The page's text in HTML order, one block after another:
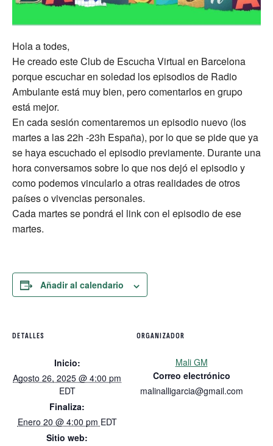
Hola a todes,
He creado este Club de Escucha Virtual en Barcelona
porque escuchar en soledad los episodios de Radio
Ambulante está muy bien, pero comentarlos en grupo
está mejor.
En cada sesión comentaremos un episodio nuevo (los
martes a las 22h -23h España), por lo que se pide que ya
se haya escuchado el episodio previamente. Durante una
hora conversamos sobre lo que nos dejó el episodio y
como podemos vincularlo a otras realidades de otros
países o vivencias personales.
Cada martes se pondrá el link con el episodio de ese
martes.
Añadir al calendario
DETALLES
Inicio:
Agosto 26, 2025 @ 4:00 pm
EDT
Finaliza:
Enero 20 @ 4:00 pm EDT
Sitio web:
ORGANIZADOR
Mali GM
Correo electrónico
malinalligarcia@gmail.com